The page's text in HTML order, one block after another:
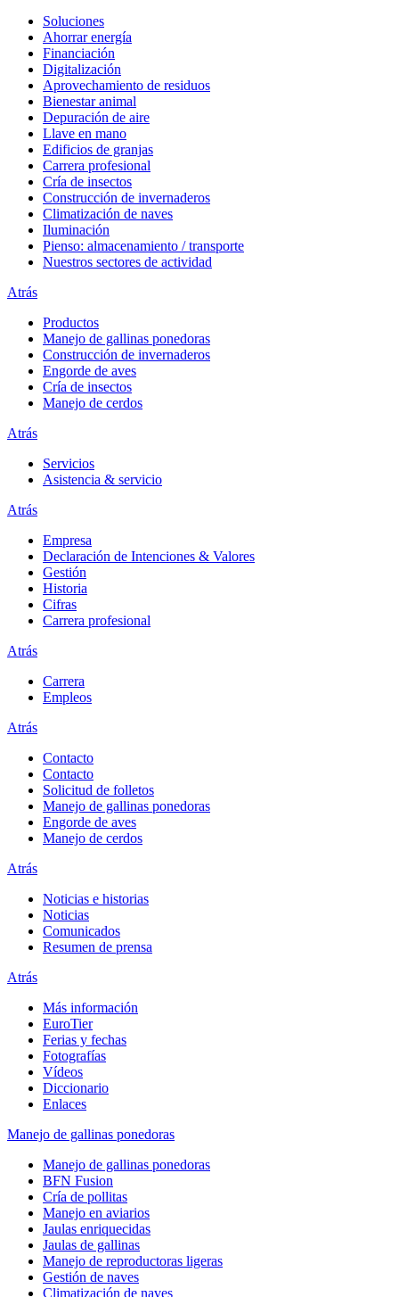
Soluciones
Ahorrar energía
Financiación
Digitalización
Aprovechamiento de residuos
Bienestar animal
Depuración de aire
Llave en mano
Edificios de granjas
Carrera profesional
Cría de insectos
Construcción de invernaderos
Climatización de naves
Iluminación
Pienso: almacenamiento / transporte
Nuestros sectores de actividad
Atrás
Productos
Manejo de gallinas ponedoras
Construcción de invernaderos
Engorde de aves
Cría de insectos
Manejo de cerdos
Atrás
Servicios
Asistencia & servicio
Atrás
Empresa
Declaración de Intenciones & Valores
Gestión
Historia
Cifras
Carrera profesional
Atrás
Carrera
Empleos
Atrás
Contacto
Contacto
Solicitud de folletos
Manejo de gallinas ponedoras
Engorde de aves
Manejo de cerdos
Atrás
Noticias e historias
Noticias
Comunicados
Resumen de prensa
Atrás
Más información
EuroTier
Ferias y fechas
Fotografías
Vídeos
Diccionario
Enlaces
Manejo de gallinas ponedoras
Manejo de gallinas ponedoras
BFN Fusion
Cría de pollitas
Manejo en aviarios
Jaulas enriquecidas
Jaulas de gallinas
Manejo de reproductoras ligeras
Gestión de naves
Climatización de naves